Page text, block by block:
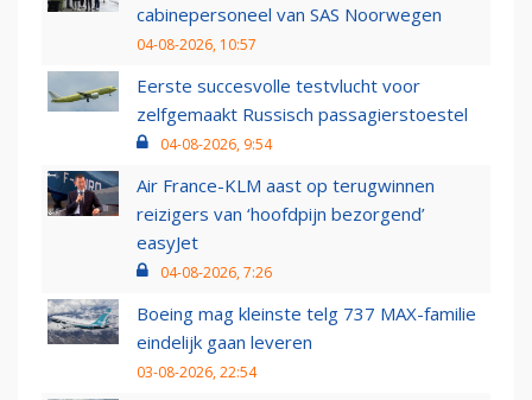
cabinepersoneel van SAS Noorwegen
04-08-2026, 10:57
Eerste succesvolle testvlucht voor
zelfgemaakt Russisch passagierstoestel
04-08-2026, 9:54
Air France-KLM aast op terugwinnen
reizigers van ‘hoofdpijn bezorgend’
easyJet
04-08-2026, 7:26
Boeing mag kleinste telg 737 MAX-familie
eindelijk gaan leveren
03-08-2026, 22:54